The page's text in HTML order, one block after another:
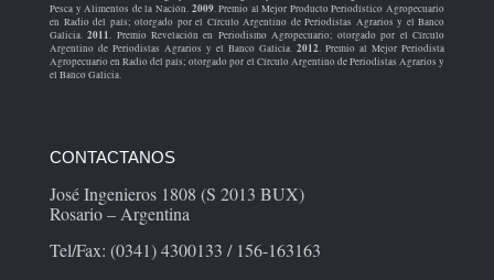
Pesca y Alimentos de la Nación. 2009. Premio al Mejor Producto Periodístico Agropecuario
en Radio del país; otorgado por el Círculo Argentino de Periodistas Agrarios y el Banco
Galicia.2011. Premio Revelación en Periodismo Agropecuario; otorgado por el Círculo
Argentino de Periodistas Agrarios y el Banco Galicia. 2012. Premio al Mejor Periodista
Agropecuario en Radio del país; otorgado por el Círculo Argentino de Periodistas Agrarios y
el Banco Galicia.
CONTACTANOS
José Ingenieros 1808 (S 2013 BUX)
Rosario – Argentina
Tel/Fax: (0341) 4300133 / 156-163163